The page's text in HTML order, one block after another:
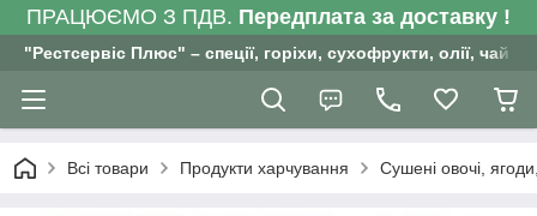
ПРАЦЮЄМО З ПДВ. Передплата за доставку !
"Рестсервіс Плюс" – спеції, горіхи, сухофрукти, олії, чай ,
Всі товари Продукти харчування Сушені овочі,